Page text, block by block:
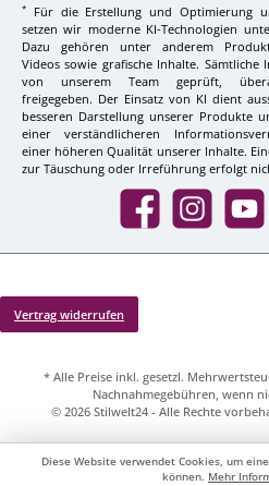
*
Für die Erstellung und Optimierung
setzen wir moderne KI-Technologien
Dazu gehören unter anderem
Videos sowie grafische Inhalte. Sämtliche
von unserem Team geprüft,
freigegeben. Der Einsatz von KI dient
besseren Darstellung unserer Produkte
einer verständlicheren
einer höheren Qualität unserer Inhalte.
zur Täuschung oder Irreführung erfolgt
Facebook InstagramYouTube
Vertrag widerrufen
* Alle Preise inkl. gesetzl.
Nachnahmegebühren, wenn
© 2026 Stilwelt24 - Alle Rechte
Diese Website verwendet Cookies, um
können. Mehr